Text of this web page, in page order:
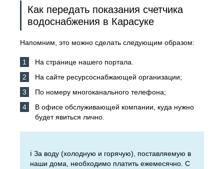
Как передать показания счетчика
водоснабжения в Карасуке
Напомним, это можно сделать следующим образом:
На странице нашего портала.
На сайте ресурсоснабжающей организации;
По номеру многоканального телефона;
В офисе обслуживающей компании, куда нужно
будет явиться лично.
ℹ️ За воду (холодную и горячую), поставляемую в
наши дома, необходимо платить ежемесячно. С